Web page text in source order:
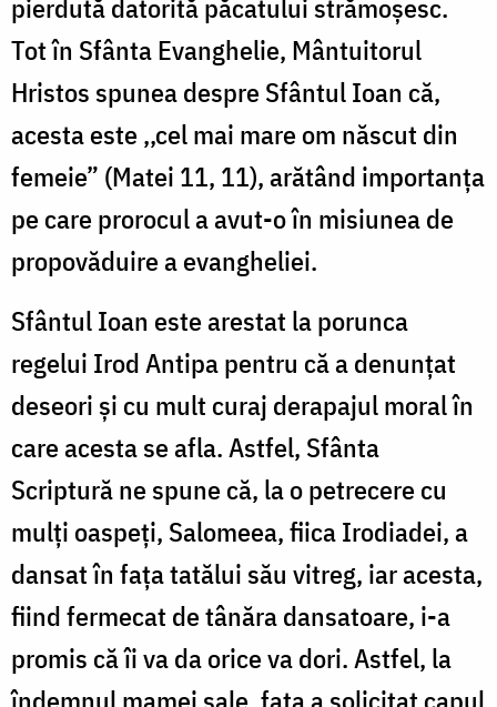
pierdută datorită păcatului strămoșesc.
Tot în Sfânta Evanghelie, Mântuitorul
Hristos spunea despre Sfântul Ioan că,
acesta este ,,cel mai mare om născut din
femeie” (Matei 11, 11), arătând importanța
pe care prorocul a avut-o în misiunea de
propovăduire a evangheliei.
Sfântul Ioan este arestat la porunca
regelui Irod Antipa pentru că a denunțat
deseori și cu mult curaj derapajul moral în
care acesta se afla. Astfel, Sfânta
Scriptură ne spune că, la o petrecere cu
mulți oaspeți, Salomeea, fiica Irodiadei, a
dansat în fața tatălui său vitreg, iar acesta,
fiind fermecat de tânăra dansatoare, i-a
promis că îi va da orice va dori. Astfel, la